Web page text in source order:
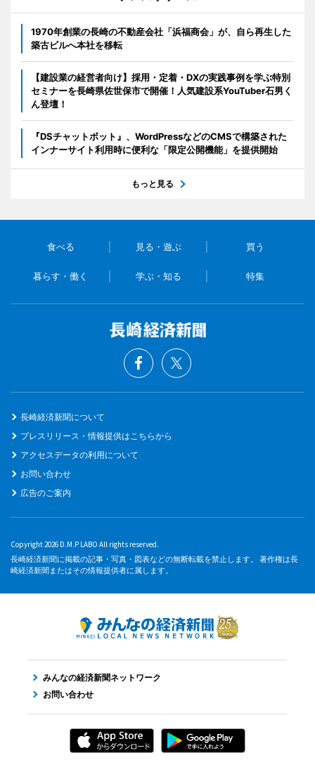
1970年創業の長崎の不動産会社「浜福商会」が、自ら再生した
築古ビルへ本社を移転
【建設業の経営者向け】採用・定着・DXの実践事例を学ぶ特別
セミナーを長崎県佐世保市で開催！人気建設系YouTuber石男く
ん登壇！
『DSチャットボット』、WordPressなどのCMSで構築された
インナーサイト利用時に便利な「限定公開機能」を提供開始
もっと見る
食べる 見る・遊ぶ 買う
暮らす・働く 学ぶ・知る 特集
長崎経済新聞について
プレスリリース・情報提供はこちらから
アクセスデータの利用について
お問い合わせ
広告のご案内
Copyright 2026 D.M.P LABO All rights reserved.
長崎経済新聞に掲載の記事・写真・図表などの無断転載を禁止します。 著作権は長
崎経済新聞またはその情報提供者に属します。
みんなの経済新聞ネットワーク
お問い合わせ